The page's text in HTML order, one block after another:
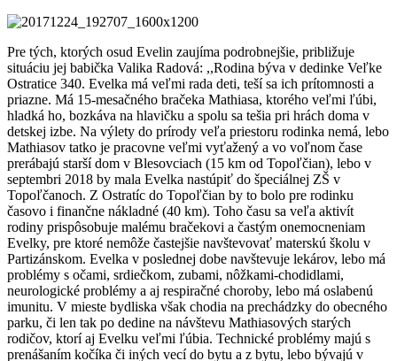
Pre tých, ktorých osud Evelin zaujíma podrobnejšie, približuje
situáciu jej babička Valika Radová: ,,Rodina býva v dedinke Veľke
Ostratice 340. Evelka má veľmi rada deti, teší sa ich prítomnosti a
priazne. Má 15-mesačného bračeka Mathiasa, ktorého veľmi ľúbi,
hladká ho, bozkáva na hlavičku a spolu sa tešia pri hrách doma v
detskej izbe. Na výlety do prírody veľa priestoru rodinka nemá, lebo
Mathiasov tatko je pracovne veľmi vyťažený a vo voľnom čase
prerábajú starší dom v Blesovciach (15 km od Topoľčian), lebo v
septembri 2018 by mala Evelka nastúpiť do špeciálnej ZŠ v
Topoľčanoch. Z Ostratíc do Topoľčian by to bolo pre rodinku
časovo i finančne nákladné (40 km). Toho času sa veľa aktivít
rodiny prispôsobuje malému bračekovi a častým onemocneniam
Evelky, pre ktoré nemôže častejšie navštevovať materskú školu v
Partizánskom. Evelka v poslednej dobe navštevuje lekárov, lebo má
problémy s očami, srdiečkom, zubami, nôžkami-chodidlami,
neurologické problémy a aj respiračné choroby, lebo má oslabenú
imunitu. V mieste bydliska však chodia na prechádzky do obecného
parku, či len tak po dedine na návštevu Mathiasových starých
rodičov, ktorí aj Evelku veľmi ľúbia. Technické problémy majú s
prenášaním kočíka či iných vecí do bytu a z bytu, lebo bývajú v